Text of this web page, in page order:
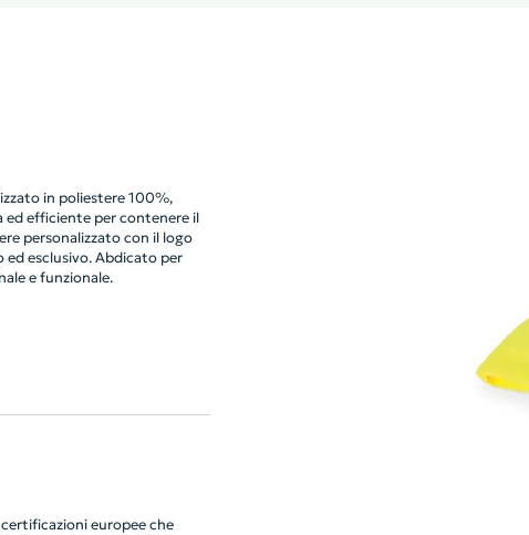
in poliestere 100%,
ed efficiente per contenere il
personalizzato con il logo
esclusivo. Abdicato per
e funzionale.
europee che